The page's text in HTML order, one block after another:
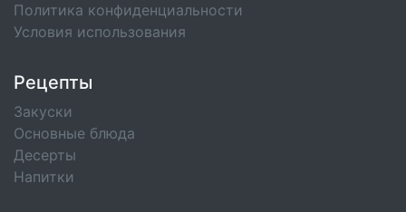
Политика конфиденциальности
Условия использования
Рецепты
Закуски
Основные блюда
Десерты
Напитки